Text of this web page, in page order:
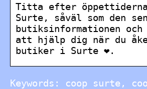
Titta efter
Surte, såväl som den
butiksinformationen
att hjälp dig när du
butiker i Surte ❤.
Keywords: coop surte,